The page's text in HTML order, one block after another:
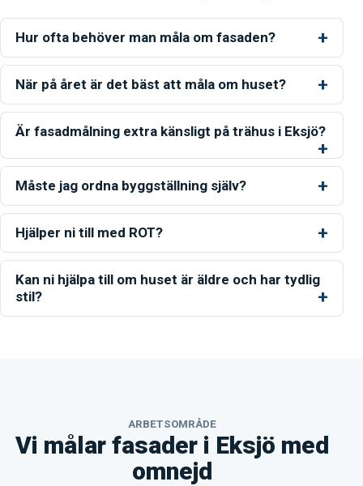
Hur ofta behöver man måla om fasaden?
När på året är det bäst att måla om huset?
Är fasadmålning extra känsligt på trähus i Eksjö?
Måste jag ordna byggställning själv?
Hjälper ni till med ROT?
Kan ni hjälpa till om huset är äldre och har tydlig
stil?
ARBETSOMRÅDE
Vi målar fasader i Eksjö med
omnejd